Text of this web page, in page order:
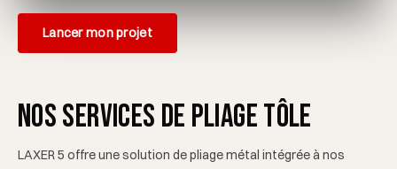
Lancer mon projet
Nos services de pliage tôle
LAXER 5 offre une solution de pliage métal intégrée à nos